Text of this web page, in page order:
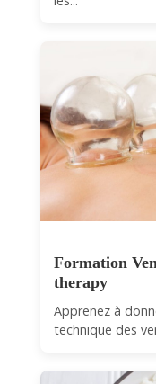
Formation
therapy
Apprenez à
technique des